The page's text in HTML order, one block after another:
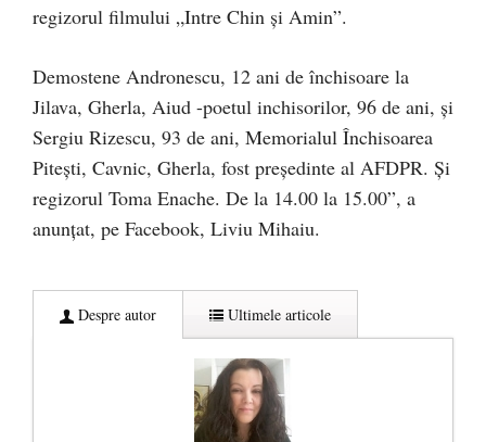
regizorul filmului „Intre Chin și Amin”.
Demostene Andronescu, 12 ani de închisoare la
Jilava, Gherla, Aiud -poetul inchisorilor, 96 de ani, și
Sergiu Rizescu, 93 de ani, Memorialul Închisoarea
Pitești, Cavnic, Gherla, fost președinte al AFDPR. Și
regizorul Toma Enache. De la 14.00 la 15.00”, a
anunțat, pe Facebook, Liviu Mihaiu.
Despre autor Ultimele articole